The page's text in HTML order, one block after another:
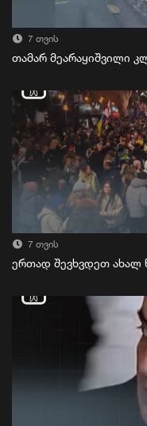
7 თვის
თამარ მეარაყიშვილი
7 თვის
ერთად შევხვდეთ ახალ